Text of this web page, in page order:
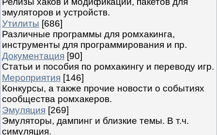
эмуляторов и устройств.
Утилиты [686]
Различные программы для ромхакинга,
инструменты для программирования и пр.
Документация [90]
Статьи и пособия по ромхакингу и переводу игр.
Мероприятия [146]
Конкурсы, а также прочие новости о событиях
сообщества ромхакеров.
Эмуляция [269]
Эмуляторы, дампинг и близкие темы. В т.ч.
симуляция.